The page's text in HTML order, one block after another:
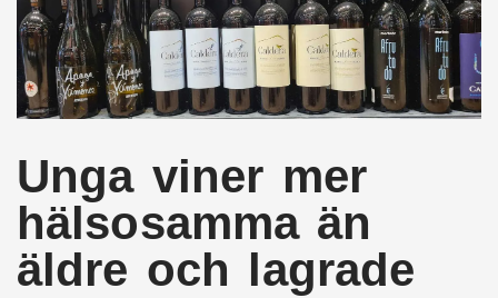
Unga viner mer
hälsosamma än
äldre och lagrade